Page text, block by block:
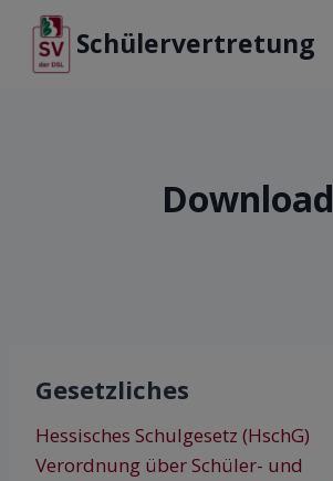
Schülervertretung
Download
Gesetzliches
Hessisches Schulgesetz (HschG)
Verordnung über Schüler- und